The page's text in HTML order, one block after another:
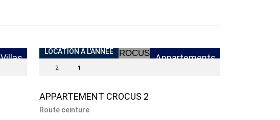
Villas
LOCATION À L'ANNÉE
Appartements
2 1
APPARTEMENT CROCUS 2
Route ceinture